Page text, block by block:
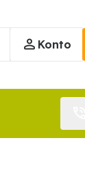
Konto